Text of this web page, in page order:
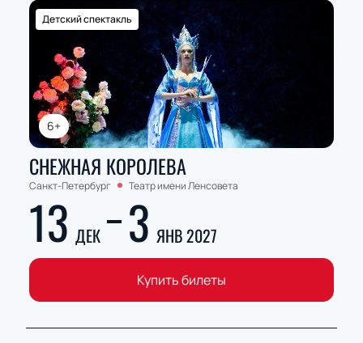
6+
Детский спектакль
СНЕЖНАЯ КОРОЛЕВА
Санкт-Петербург Театр имени Ленсовета
13 ДЕК 3 ЯНВ 2027
Купить билеты